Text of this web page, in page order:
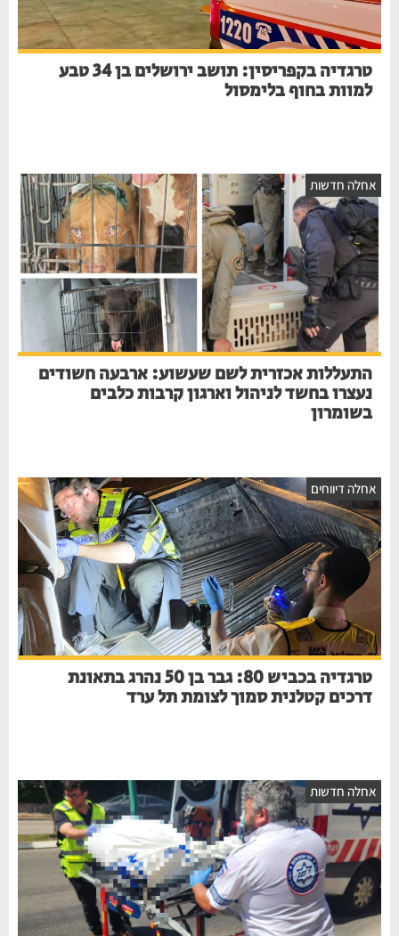
טרגדיה בקפריסין: תושב ירושלים בן 34 טבע
למוות בחוף בלימסול
אחלה חדשות
התעללות אכזרית לשם שעשוע: ארבעה חשודים
נעצרו בחשד לניהול וארגון קרבות כלבים
בשומרון
אחלה דיווחים
טרגדיה בכביש 80: גבר בן 50 נהרג בתאונת
דרכים קטלנית סמוך לצומת תל ערד
אחלה חדשות